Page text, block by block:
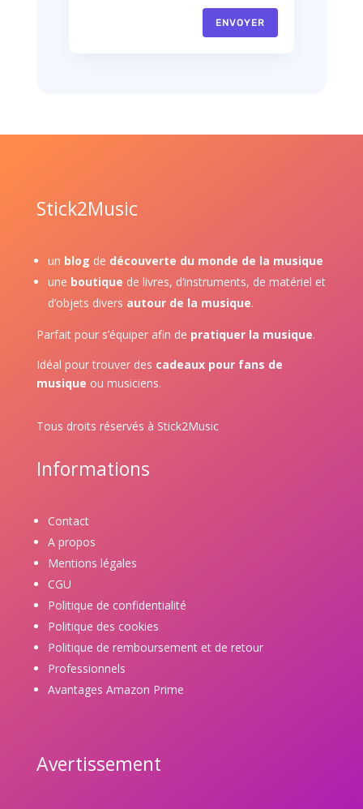
ENVOYER
Stick2Music
un blog de découverte du monde de la musique
une boutique de livres, d’instruments, de matériel et
d’objets divers autour de la musique.
Parfait pour s’équiper afin de pratiquer la musique.
Idéal pour trouver des cadeaux pour fans de
musique ou musiciens.
Tous droits réservés à Stick2Music
Informations
Contact
A propos
Mentions légales
CGU
Politique de confidentialité
Politique des cookies
Politique de remboursement et de retour
Professionnels
Avantages Amazon Prime
Avertissement